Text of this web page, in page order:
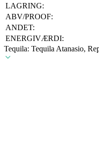
LAGRING:
ABV/PROOF:
ANDET:
ENERGIVÆRDI:
Tequila: Tequila Atanasio,